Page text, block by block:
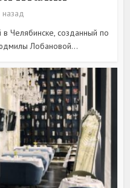
в Челябинске, созданный по
Лобановой...